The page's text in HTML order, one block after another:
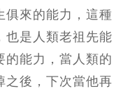
俱來的能力，這種
也是人類老祖先能
的能力，當人類的
之後，下次當他再